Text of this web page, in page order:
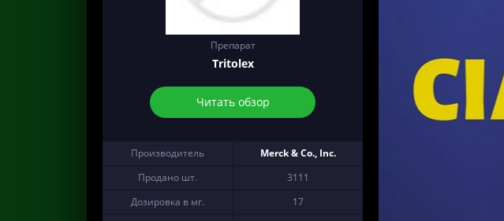
Препарат
Tritolex
Читать обзор
Производитель
Merck & Co., Inc.
Продано шт.
3111
Дозировка в мг.
17